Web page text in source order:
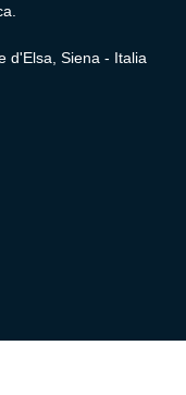
d'Elsa, Siena - Italia